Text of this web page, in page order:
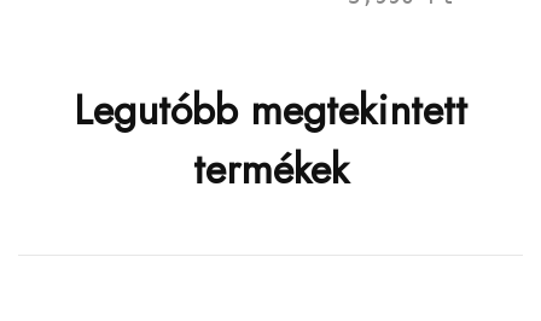
Legutóbb megtekintett
termékek